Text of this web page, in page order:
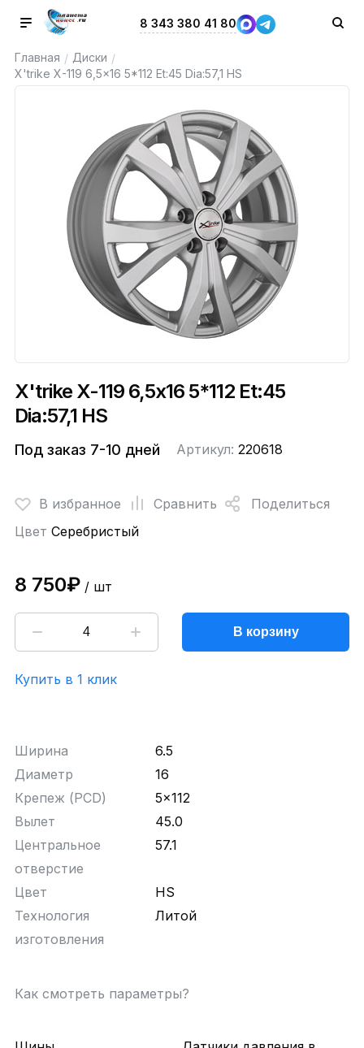
8 343 380 41 80
Главная / Диски /
X'trike X-119 6,5x16 5*112 Et:45 Dia:57,1 HS
X'trike X-119 6,5x16 5*112 Et:45
Dia:57,1 HS
Под заказ 7-10 дней Артикул: 220618
В избранное Сравнить
Поделиться
Цвет Серебристый
8 750₽/ шт
В корзину
Купить в 1 клик
Ширина
6.5
Диаметр
16
Крепеж (PCD)
5x112
Вылет
45.0
Центральное
отверстие
57.1
Цвет
HS
Технология
изготовления
Литой
Как смотреть параметры?